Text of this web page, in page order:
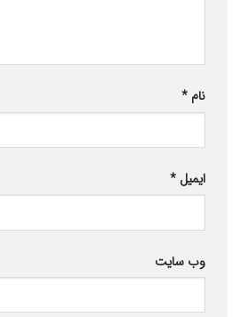
نام *
ایمیل *
وب‌ سایت